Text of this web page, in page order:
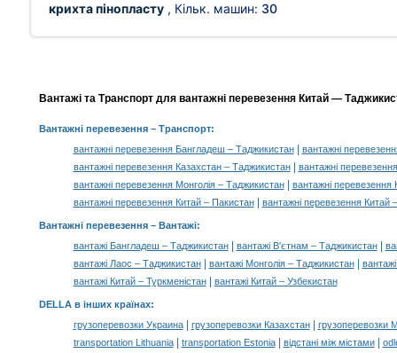
крихта пінопласту , Кільк. машин: 30
Вантажі та Транспорт для вантажні перевезення Китай —
Вантажні перевезення– Транспорт:
вантажні перевезення Бангладеш – Таджикистан|
вантажні
вантажні перевезення Казахстан – Таджикистан|
вантажні
вантажні перевезення Монголія – Таджикистан|
вантажні
вантажні перевезення Китай – Пакистан| вантажні перевезення Китай
Вантажні перевезення – Вантажі:
вантажі Бангладеш – Таджикистан| вантажі В'єтнам – Таджикистан|
вантажі Лаос – Таджикистан| вантажі Монголія – Таджикистан|
вантажі Китай – Туркменістан| вантажі Китай – Узбекистан
DELLA в інших країнах:
грузоперевозки Украина| грузоперевозки Казахстан|
грузоперевозки
transportation Lithuania| transportation Estonia| відстані між містами|